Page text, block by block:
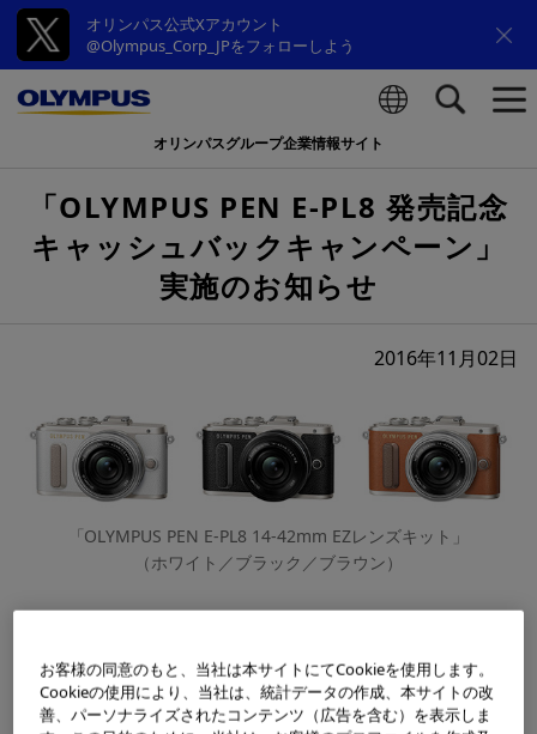
オリンパス公式Xアカウント
@Olympus_Corp_JPをフォローしよう
オリンパスグループ企業情報サイト
「OLYMPUS PEN E-PL8 発売記念
キャッシュバックキャンペーン」
実施のお知らせ
2016年11月02日
「OLYMPUS PEN E-PL8 14-42mm EZレンズキット」
（ホワイト／ブラック／ブラウン）
オリンパス株式会社（社長：笹 宏行）は、ミラーレス一
眼カメラ「OLYMPUS PEN E-PL8」の発売を記念して、期
間中にミラーレス一眼カメラ「OLYMPUS PEN E-PL8」各
お客様の同意のもと、当社は本サイトにてCookieを使用します。
Cookieの使用により、当社は、統計データの作成、本サイトの改
善、パーソナライズされたコンテンツ（広告を含む）を表示しま